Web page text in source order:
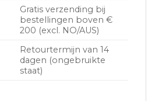
Gratis verzending bij
bestellingen boven €
200 (excl. NO/AUS)
Retourtermijn van 14
dagen (ongebruikte
staat)